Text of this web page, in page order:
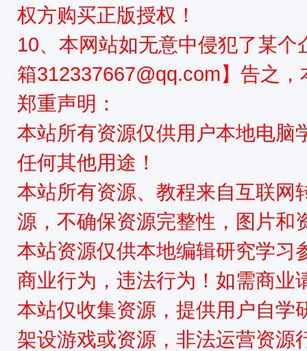
权方购买正版授权！
10、本网站如无意中侵犯了某
箱312337667@qq.com】告之
郑重声明：
本站所有资源仅供用户本地电脑
任何其他用途！
本站所有资源、教程来自互联网
源，不确保资源完整性，图片和
本站资源仅供本地编辑研究学习
商业行为，违法行为！如需商业
本站仅收集资源，提供用户自学
架设游戏或资源，非法运营资源